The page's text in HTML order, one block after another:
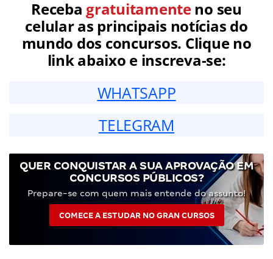
Receba gratuitamenteno seu
celular as principais notícias do
mundo dos concursos. Clique no
link abaixo e inscreva-se:
WHATSAPP
TELEGRAM
QUER CONQUISTAR A SUA APROVAÇÃO EM
CONCURSOS PÚBLICOS?
Prepare-se com quem mais entende do assunto!
COMECE A ESTUDAR NO GRAN CURSOS